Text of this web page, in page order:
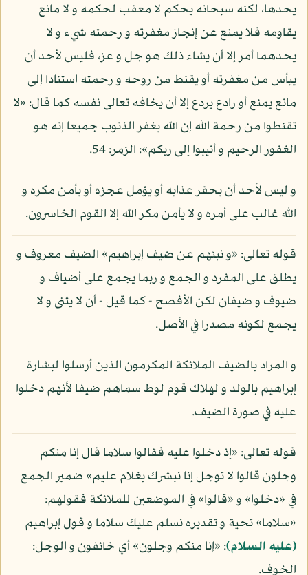
يحدها، لكنه سبحانه يحكم لا معقب لحكمه و لا مانع
يقاومه فلا يمنع عن إنجاز مغفرته و رحمته شيء و لا
يحدهما أمر إلا أن يشاء ذلك هو جل و عز، فليس لأحد أن
ييأس من مغفرته أو يقنط من روحه و رحمته استنادا إلى
مانع يمنع أو رادع يردع إلا أن يخافه تعالى نفسه كما قال: «لا
تقنطوا من رحمة الله إن الله يغفر الذنوب جميعا إنه هو
الغفور الرحيم و أنيبوا إلى ربكم»: الزمر: 54.
و ليس لأحد أن يحقر عذابه أو يؤمل عجزه أو يأمن مكره و
الله غالب على أمره و لا يأمن مكر الله إلا القوم الخاسرون.
قوله تعالى: «و نبئهم عن ضيف إبراهيم» الضيف معروف و
يطلق على المفرد و الجمع و ربما يجمع على أضياف و
ضيوف و ضيفان لكن الأفصح - كما قيل - أن لا يثنى و لا
يجمع لكونه مصدرا في الأصل.
و المراد بالضيف الملائكة المكرمون الذين أرسلوا لبشارة
إبراهيم بالولد و لهلاك قوم لوط سماهم ضيفا لأنهم دخلوا
عليه في صورة الضيف.
قوله تعالى: «إذ دخلوا عليه فقالوا سلاما قال إنا منكم
وجلون قالوا لا توجل إنا نبشرك بغلام عليم» ضمير الجمع
في «دخلوا» و «قالوا» في الموضعين للملائكة فقولهم:
«سلاما» تحية و تقديره نسلم عليك سلاما و قول إبراهيم
(عليه السلام): «إنا منكم وجلون» أي خائفون و الوجل:
الخوف.